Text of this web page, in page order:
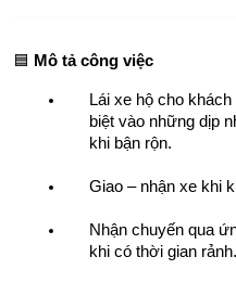
🟦 Mô tả công việc
Lái xe hộ cho
biệt vào những dịp
khi bận rộn.
Giao – nhận xe khi
Nhận chuyến qua
khi có thời gian rảnh.